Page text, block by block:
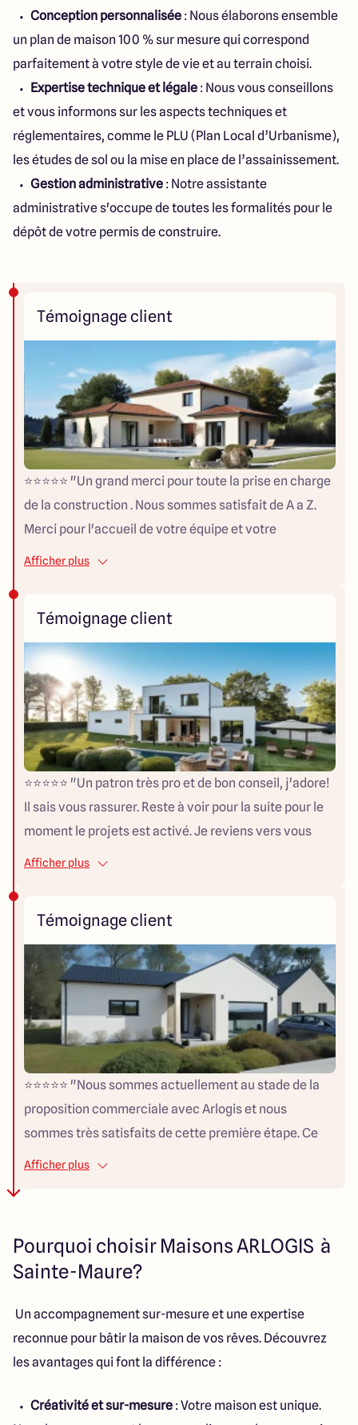
Conception personnalisée : Nous élaborons ensemble
un plan de maison 100 % sur mesure qui correspond
parfaitement à votre style de vie et au terrain choisi.
Expertise technique et légale : Nous vous conseillons
et vous informons sur les aspects techniques et
réglementaires, comme le PLU (Plan Local d’Urbanisme),
les études de sol ou la mise en place de l’assainissement.
Gestion administrative : Notre assistante
administrative s'occupe de toutes les formalités pour le
dépôt de votre permis de construire.
Témoignage client
⭐⭐⭐⭐⭐ "Un grand merci pour toute la prise en charge
de la construction . Nous sommes satisfait de A a Z.
Merci pour l'accueil de votre équipe et votre
disponibilité. Un planning de chantier tenu avec
Afficher plus
Témoignage client
⭐⭐⭐⭐⭐ "Un patron très pro et de bon conseil, j'adore!
Il sais vous rassurer. Reste à voir pour la suite pour le
moment le projets est activé. Je reviens vers vous
pour la suite."
Afficher plus
Témoignage client
⭐⭐⭐⭐⭐ "Nous sommes actuellement au stade de la
proposition commerciale avec Arlogis et nous
sommes très satisfaits de cette première étape. Ce
qui nous a particulièrement plu jusqu'à présent, c'est
nos questions ont toujours été traitées rapidement et
efficacement. La proposition qui nous a été faite est
maison dans un projet global, en tenant compte de
nos contraintes et de nos envies. Grâce à cette phase
positive, nous allons maintenant pouvoir lancer la
construction avec confiance. Nous ne manquerons
pas de revenir témoigner de la suite de notre
Afficher plus
Pourquoi choisir Maisons ARLOGIS à
Sainte-Maure?
Un accompagnement sur-mesure et une expertise
reconnue pour bâtir la maison de vos rêves. Découvrez
les avantages qui font la différence :
Créativité et sur-mesure : Votre maison est unique.